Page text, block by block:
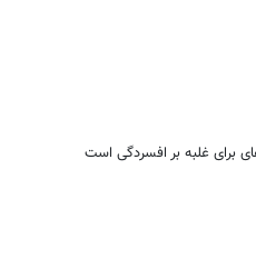
برای غلبه بر افسردگی است